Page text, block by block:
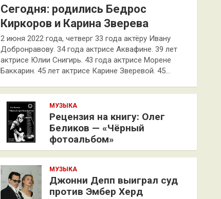
Сегодня: родились Бедрос
Киркоров и Карина Зверева
2 июня 2022 года, четверг 33 года актёру Ивану
Добронравову. 34 года актрисе Аквафине. 39 лет
актрисе Юлии Снигирь. 43 года актрисе Морене
Баккарин. 45 лет актрисе Карине Зверевой. 45…
МУЗЫКА
Рецензия на книгу: Олег
Беликов — «Чёрный
фотоальбом»
МУЗЫКА
Джонни Депп выиграл суд
против Эмбер Херд